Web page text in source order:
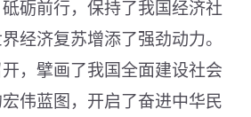
砺前行，保持了我国经济社
经济复苏增添了强劲动力。
，擘画了我国全面建设社会
伟蓝图，开启了奋进中华民